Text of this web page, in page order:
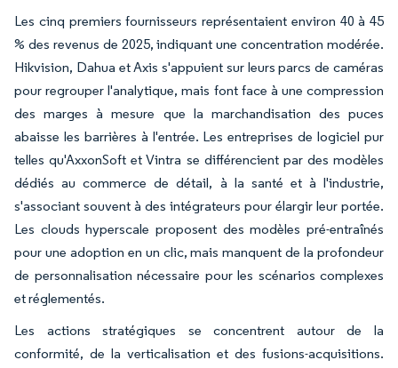
Les cinq premiers fournisseurs représentaient environ 40 à 45
% des revenus de 2025, indiquant une concentration modérée.
Hikvision, Dahua et Axis s'appuient sur leurs parcs de caméras
pour regrouper l'analytique, mais font face à une compression
des marges à mesure que la marchandisation des puces
abaisse les barrières à l'entrée. Les entreprises de logiciel pur
telles qu'AxxonSoft et Vintra se différencient par des modèles
dédiés au commerce de détail, à la santé et à l'industrie,
s'associant souvent à des intégrateurs pour élargir leur portée.
Les clouds hyperscale proposent des modèles pré-entraînés
pour une adoption en un clic, mais manquent de la profondeur
de personnalisation nécessaire pour les scénarios complexes
et réglementés.
Les actions stratégiques se concentrent autour de la
conformité, de la verticalisation et des fusions-acquisitions.